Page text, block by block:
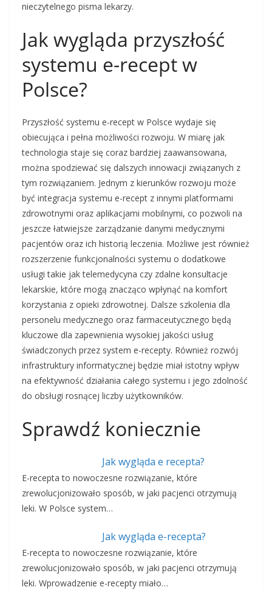
nieczytelnego pisma lekarzy.
Jak wygląda przyszłość
systemu e-recept w
Polsce?
Przyszłość systemu e-recept w Polsce wydaje się
obiecująca i pełna możliwości rozwoju. W miarę jak
technologia staje się coraz bardziej zaawansowana,
można spodziewać się dalszych innowacji związanych z
tym rozwiązaniem. Jednym z kierunków rozwoju może
być integracja systemu e-recept z innymi platformami
zdrowotnymi oraz aplikacjami mobilnymi, co pozwoli na
jeszcze łatwiejsze zarządzanie danymi medycznymi
pacjentów oraz ich historią leczenia. Możliwe jest również
rozszerzenie funkcjonalności systemu o dodatkowe
usługi takie jak telemedycyna czy zdalne konsultacje
lekarskie, które mogą znacząco wpłynąć na komfort
korzystania z opieki zdrowotnej. Dalsze szkolenia dla
personelu medycznego oraz farmaceutycznego będą
kluczowe dla zapewnienia wysokiej jakości usług
świadczonych przez system e-recepty. Również rozwój
infrastruktury informatycznej będzie miał istotny wpływ
na efektywność działania całego systemu i jego zdolność
do obsługi rosnącej liczby użytkowników.
Sprawdź koniecznie
Jak wygląda e recepta?
E-recepta to nowoczesne rozwiązanie, które
zrewolucjonizowało sposób, w jaki pacjenci otrzymują
leki. W Polsce system…
Jak wygląda e-recepta?
E-recepta to nowoczesne rozwiązanie, które
zrewolucjonizowało sposób, w jaki pacjenci otrzymują
leki. Wprowadzenie e-recepty miało…